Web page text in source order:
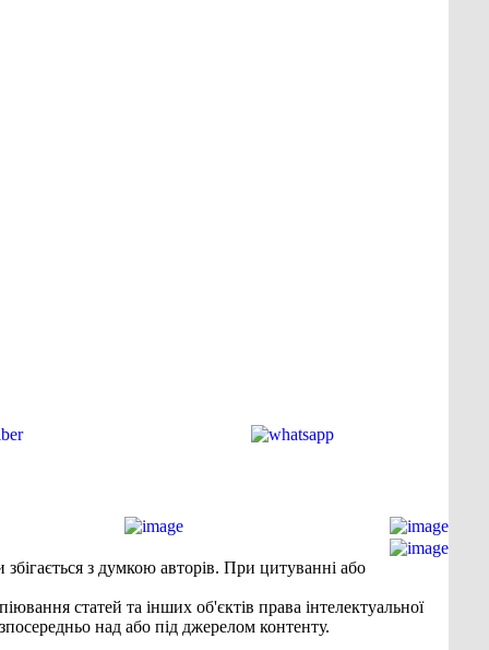
збігається з думкою авторів. При цитуванні або
статей та інших об'єктів права інтелектуальної
над або під джерелом контенту.